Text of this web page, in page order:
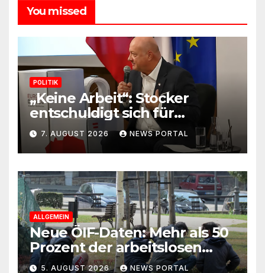
You missed
POLITIK
„Keine Arbeit“: Stocker
entschuldigt sich für
Skandal-Aussage zu
Kindererziehung
7. AUGUST 2026 NEWS PORTAL
ALLGEMEIN
Neue ÖIF-Daten: Mehr als 50
Prozent der arbeitslosen
Ausländer leben in Wien!
5. AUGUST 2026 NEWS PORTAL